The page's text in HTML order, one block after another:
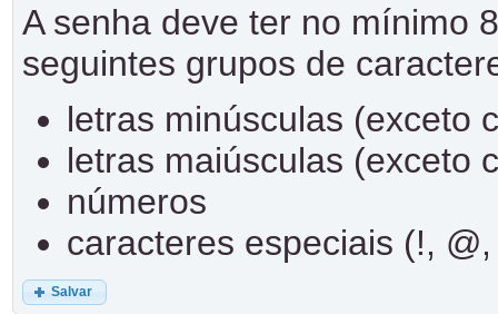
A senha deve ter no mínimo
seguintes grupos de
letras minúsculas (exceto
letras maiúsculas (exceto
números
caracteres especiais (!,
Salvar